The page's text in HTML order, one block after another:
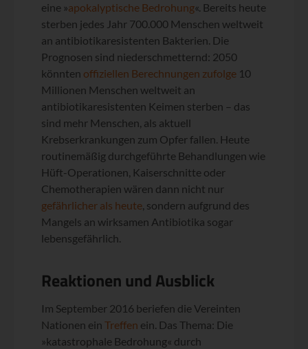
eine »apokalyptische Bedrohung«. Bereits heute
sterben jedes Jahr 700.000 Menschen weltweit
an antibiotikaresistenten Bakterien. Die
Prognosen sind niederschmetternd: 2050
könnten offiziellen Berechnungen zufolge 10
Millionen Menschen weltweit an
antibiotikaresistenten Keimen sterben – das
sind mehr Menschen, als aktuell
Krebserkrankungen zum Opfer fallen. Heute
routinemäßig durchgeführte Behandlungen wie
Hüft-Operationen, Kaiserschnitte oder
Chemotherapien wären dann nicht nur
gefährlicher als heute, sondern aufgrund des
Mangels an wirksamen Antibiotika sogar
lebensgefährlich.
Reaktionen und Ausblick
Im September 2016 beriefen die Vereinten
Nationen ein Treffen ein. Das Thema: Die
»katastrophale Bedrohung« durch